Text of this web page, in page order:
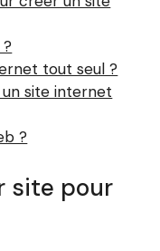
tout seul ?
site internet
?
site pour